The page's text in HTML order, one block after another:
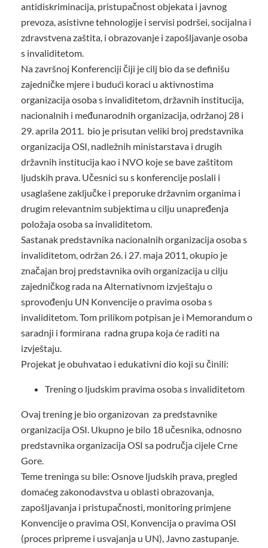
antidiskriminacija, pristupačnost objekata i javnog
prevoza, asistivne tehnologije i servisi podršei, socijalna i
zdravstvena zaštita, i obrazovanje i zapošljavanje osoba
s invaliditetom.
Na završnoj Konferenciji čiji je cilj bio da se definišu
zajedničke mjere i budući koraci u aktivnostima
organizacija osoba s invaliditetom, državnih institucija,
nacionalnih i međunarodnih organizacija, održanoj 28 i
29. aprila 2011. bio je prisutan veliki broj predstavnika
organizacija OSI, nadležnih ministarstava i drugih
državnih institucija kao i NVO koje se bave zaštitom
ljudskih prava. Učesnici su s konferencije poslali i
usaglašene zaključke i preporuke državnim organima i
drugim relevantnim subjektima u cilju unapređenja
položaja osoba sa invaliditetom.
Sastanak predstavnika nacionalnih organizacija osoba s
invaliditetom, održan 26. i 27. maja 2011, okupio je
značajan broj predstavnika ovih organizacija u cilju
zajedničkog rada na Alternativnom izvještaju o
sprovođenju UN Konvencije o pravima osoba s
invaliditetom. Tom prilikom potpisan je i Memorandum o
saradnji i formirana radna grupa koja će raditi na
izvještaju.
Projekat je obuhvatao i edukativni dio koji su činili:
Trening o ljudskim pravima osoba s invaliditetom
Ovaj trening je bio organizovan za predstavnike
organizacija OSI. Ukupno je bilo 18 učesnika, odnosno
predstavnika organizacija OSI sa područja cijele Crne
Gore.
Teme treninga su bile: Osnove ljudskih prava, pregled
domaćeg zakonodavstva u oblasti obrazovanja,
zapošljavanja i pristupačnosti, monitoring primjene
Konvencije o pravima OSI, Konvencija o pravima OSI
(proces pripreme i usvajanja u UN), Javno zastupanje.